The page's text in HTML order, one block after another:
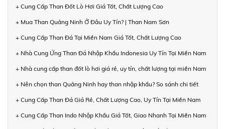
+ Cung Cấp Than Đốt Lò Hơi Giá Tốt, Chất Lượng Cao
+ Mua Than Quảng Ninh Ở Đâu Uy Tín? | Than Nam Sơn
+ Cung Cấp Than Đá Tại Miền Nam Giá Tốt, Chất Lượng Cao
+ Nhà Cung Ứng Than Đá Nhập Khẩu Indonesia Uy Tín Tại Miền Nam
+ Nhà cung cấp than đốt lò hơi giá rẻ, uy tín, chất lượng tại miền Nam
+ Nên chọn than Quảng Ninh hay than nhập khẩu? So sánh chi tiết
+ Cung Cấp Than Đá Giá Rẻ, Chất Lượng Cao, Uy Tín Tại Miền Nam
+ Cung Cấp Than Indo Nhập Khẩu Giá Tốt, Giao Nhanh Tại Miền Nam